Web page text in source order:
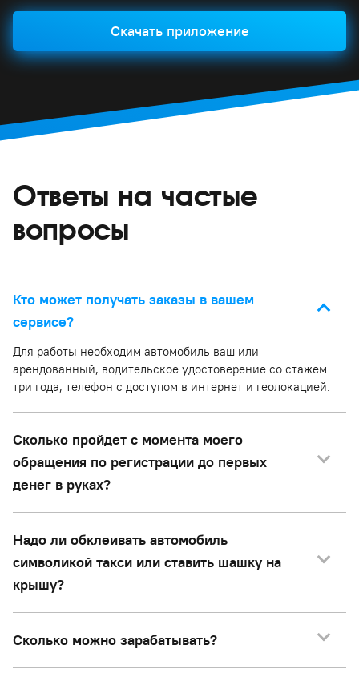
Скачать приложение
Ответы на частые
вопросы
Кто может получать заказы в вашем
сервисе?
Для работы необходим автомобиль ваш или
арендованный, водительское удостоверение со стажем
три года, телефон с доступом в интернет и геолокацией.
Сколько пройдет с момента моего
обращения по регистрации до первых
денег в руках?
Надо ли обклеивать автомобиль
символикой такси или ставить шашку на
крышу?
Сколько можно зарабатывать?